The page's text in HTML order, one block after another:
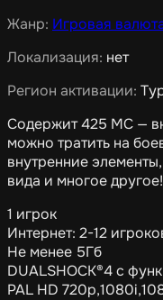
Жанр: Игровая
Локализация: нет
Регион активации:
Содержит 425 MC —
можно тратить на
внутренние
вида и многое другое!
1 игрок
Интернет: 2-12
Не менее 5Гб
DUALSHOCK®4 с
PAL HD